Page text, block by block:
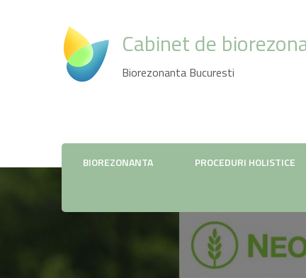
Cabinet de
Biorezonanta Bucuresti
BIOREZONANTA PROCEDURI HOLISTICE